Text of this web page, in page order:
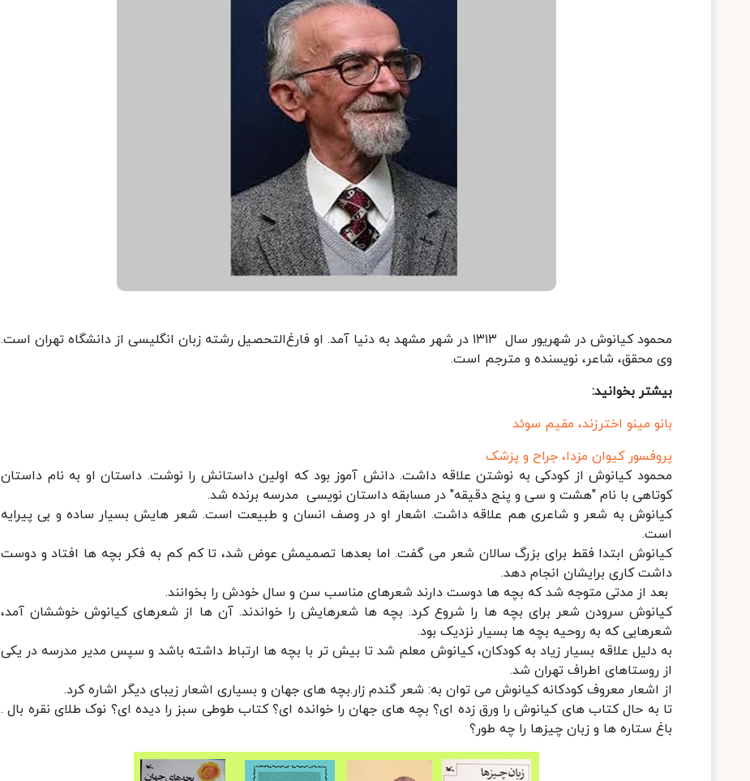
محمود کیانوش در شهریور سال ۱۳۱۳ در شهر مشهد به دنیا آمد. او فارغ‌التحصیل رشته زبان انگلیسی از دانشگاه تهران است.
وی محقق، شاعر، نویسنده و مترجم است.
بیشتر بخوانید:
بانو مینو اختر‌زند، مقیم سوئد
پروفسور کیوان مزدا، جراح و پزشک
محمود کیانوش از کودکی به نوشتن علاقه داشت. دانش آموز بود که اولین داستانش را نوشت. داستان او به نام داستان
كوتاهی با نام "هشت و سی و پنج دقیقه" در مسابقه داستان نویسی مدرسه برنده شد.
کیانوش به شعر و شاعری هم علاقه داشت. اشعار او در وصف انسان و طبیعت است. شعر هایش بسیار ساده و بی پیرایه
است.
کیانوش ابتدا فقط برای بزرگ سالان شعر می گفت. اما بعدها تصمیمش عوض شد، تا کم کم به فکر بچه ها افتاد و دوست
داشت کاری برایشان انجام دهد.
بعد از مدتی متوجه شد که بچه ها دوست دارند شعرهای مناسب سن و سال خودش را بخوانند.
کیانوش سرودن شعر برای بچه ها را شروع کرد. بچه ها شعرهایش را خواندند. آن ها از شعرهای کیانوش خوششان آمد،
شعرهایی که به روحیه بچه ها بسیار نزدیک بود.
به دلیل علاقه بسیار زیاد به کودکان، کیانوش معلم شد تا بیش تر با بچه ها ارتباط داشته باشد و سپس مدیر مدرسه در یکی
از روستاهای اطراف تهران شد.
از اشعار معروف کودکانه کیانوش می توان به: شعر گندم زار.بچه های جهان و بسیاری اشعار زیبای دیگر اشاره کرد.
تا به حال کتاب های کیانوش را ورق زده ای؟ بچه های جهان را خوانده ای؟ کتاب طوطی سبز را دیده ای؟ نوک طلای نقره بال .
باغ ستاره ها و زبان چیزها را چه طور؟